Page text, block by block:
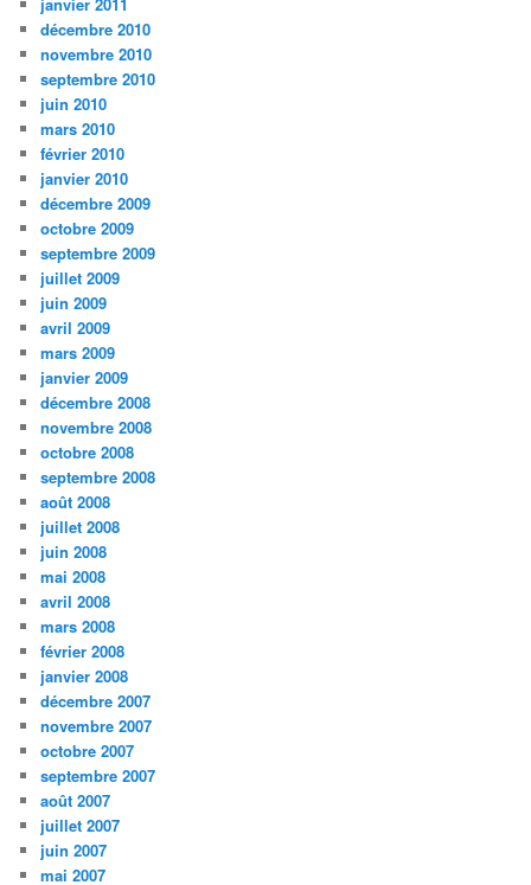
décembre 2010
novembre 2010
septembre 2010
juin 2010
mars 2010
février 2010
janvier 2010
décembre 2009
octobre 2009
septembre 2009
juillet 2009
juin 2009
avril 2009
mars 2009
janvier 2009
décembre 2008
novembre 2008
octobre 2008
septembre 2008
août 2008
juillet 2008
juin 2008
mai 2008
avril 2008
mars 2008
février 2008
janvier 2008
décembre 2007
novembre 2007
octobre 2007
septembre 2007
août 2007
juillet 2007
juin 2007
mai 2007